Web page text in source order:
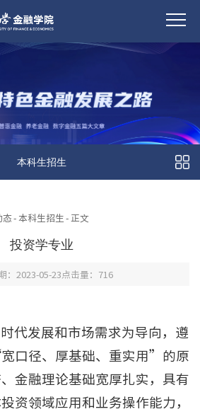
本科生招生
态- 本科生招生-正文
投资学专业
：2023-05-23点击量： 716
代发展和市场需求为导向，遵
口径、厚基础、重实用”的原
金融理论基础宽厚扎实，具有
资领域应用和业务操作能力，